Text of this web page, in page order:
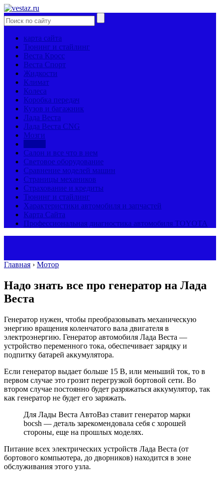
карта сайта
Тюнинг и стайлинг
Веста Кросс
Веста Спорт
Жидкости
Климат
Колеса
Коробка передач
Кузов и багажник
Лада Веста
Лада Веста CNG
Мозги
Салон и все что в нем
Световое оборудование
Сравнение моделей машин
Страницы механиков
Страхование и кредиты
Тюнинг и стайлинг
Характеристики автомобиля и запчастей
Карта Сайта
Профессиональная диагностика автомобиля TOYOTA
Главная › Мотор
Надо знать все про генератор на Лада
Веста
Генератор нужен, чтобы преобразовывать механическую
энергию вращения коленчатого вала двигателя в
электроэнергию. Генератор автомобиля Лада Веста —
устройство переменного тока, обеспечивает зарядку и
подпитку батарей аккумулятора.
Если генератор выдает больше 15 В, или меньший ток, то в
первом случае это грозит перегрузкой бортовой сети. Во
втором случае постоянно будет разряжаться аккумулятор, так
как генератор не будет его заряжать.
Для Лады Веста АвтоВаз ставит генератор марки
bocsh — деталь зарекомендовала себя с хорошей
стороны, еще на прошлых моделях.
Питание всех электрических устройств Лада Веста (от
бортового компьютера, до дворников) находится в зоне
обслуживания этого узла.